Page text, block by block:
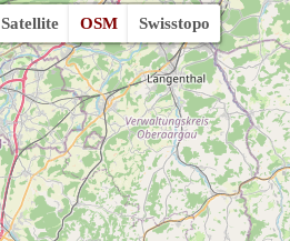
Satellite OSM Swisstopo